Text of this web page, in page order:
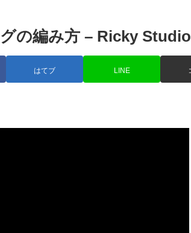
の編み方 – Ricky Studio
はてブ LINE